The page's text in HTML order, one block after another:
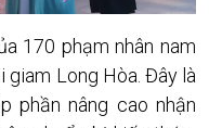
170 phạm nhân nam
giam Long Hòa. Đây là
phần nâng cao nhận